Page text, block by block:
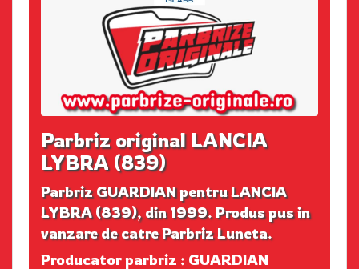
Parbriz original LANCIA
LYBRA (839)
Parbriz GUARDIAN pentru LANCIA
LYBRA (839), din 1999. Produs pus in
vanzare de catre Parbriz Luneta.
Producator parbriz : GUARDIAN